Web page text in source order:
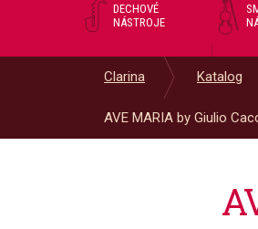
DECHOVÉ
NÁSTROJE
Clarina Katalog
AVE MARIA by Giulio